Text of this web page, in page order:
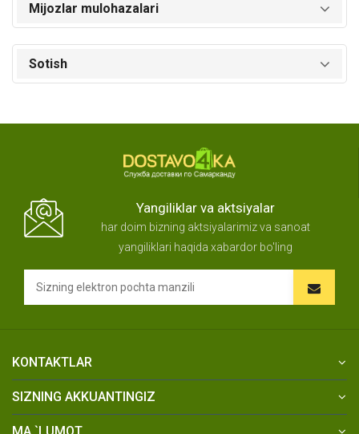
Mijozlar mulohazalari
Sotish
Yangiliklar va aktsiyalar
har doim bizning aktsiyalarimiz va sanoat
yangiliklari haqida xabardor bo'ling
KONTAKTLAR
SIZNING AKKUANTINGIZ
MA `LUMOT